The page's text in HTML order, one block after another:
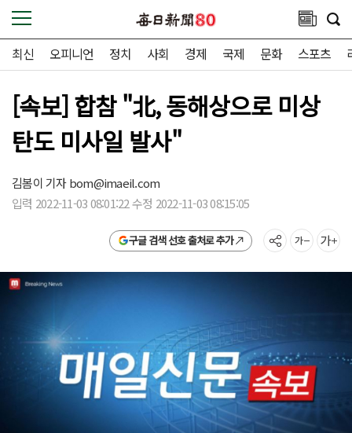
최신 오피니언 정치 사회 경제 국제 문화 스포츠
[속보] 합참 "北, 동해상으로 미상
탄도 미사일 발사"
김봄이 기자bom@imaeil.com
입력 2022-11-03 08:01:22 수정 2022-11-03 08:15:05
구글 검색 선호 출처로 추가